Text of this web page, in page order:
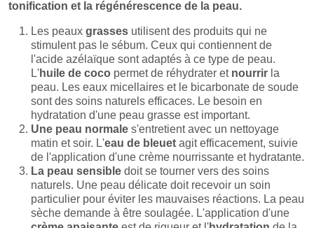
tonification et la régénérescence de la peau.
Les peaux grasses utilisent des produits qui ne
stimulent pas le sébum. Ceux qui contiennent de
l'acide azélaïque sont adaptés à ce type de peau.
L'huile de coco permet de réhydrater et nourrir la
peau. Les eaux micellaires et le bicarbonate de soude
sont des soins naturels efficaces. Le besoin en
hydratation d'une peau grasse est important.
Une peau normale s'entretient avec un nettoyage
matin et soir. L'eau de bleuet agit efficacement, suivie
de l'application d'une crème nourrissante et hydratante.
La peau sensible doit se tourner vers des soins
naturels. Une peau délicate doit recevoir un soin
particulier pour éviter les mauvaises réactions. La peau
sèche demande à être soulagée. L'application d'une